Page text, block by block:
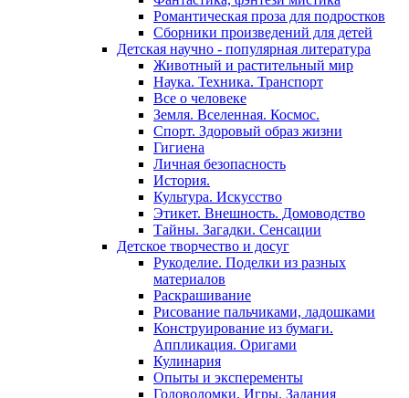
Романтическая проза для подростков
Сборники произведений для детей
Детская научно - популярная литература
Животный и растительный мир
Наука. Техника. Транспорт
Все о человеке
Земля. Вселенная. Космос.
Спорт. Здоровый образ жизни
Гигиена
Личная безопасность
История.
Культура. Искусство
Этикет. Внешность. Домоводство
Тайны. Загадки. Сенсации
Детское творчество и досуг
Рукоделие. Поделки из разных
материалов
Раскрашивание
Рисование пальчиками, ладошками
Конструирование из бумаги.
Аппликация. Оригами
Кулинария
Опыты и эксперементы
Головоломки. Игры. Задания